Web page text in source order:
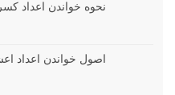
نحوه خواندن اعداد
اصول خواندن اعداد